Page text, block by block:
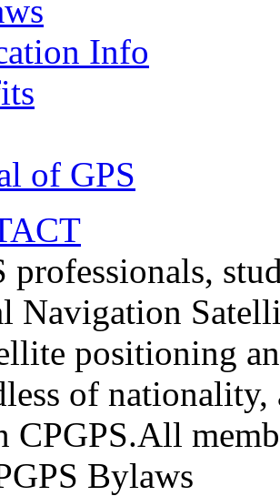
Info
of GPS
professionals,
Navigation
positioning
of nationality,
CPGPS.All
Bylaws